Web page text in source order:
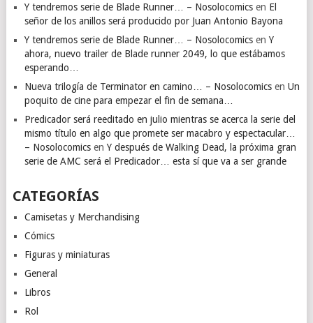
Y tendremos serie de Blade Runner… – Nosolocomicsen El
señor de los anillos será producido por Juan Antonio Bayona
Y tendremos serie de Blade Runner… – Nosolocomicsen Y
ahora, nuevo trailer de Blade runner 2049, lo que estábamos
esperando…
Nueva trilogía de Terminator en camino… – Nosolocomicsen Un
poquito de cine para empezar el fin de semana…
Predicador será reeditado en julio mientras se acerca la serie del
mismo título en algo que promete ser macabro y espectacular…
– Nosolocomicsen Y después de Walking Dead, la próxima gran
serie de AMC será el Predicador… esta sí que va a ser grande
CATEGORÍAS
Camisetas y Merchandising
Cómics
Figuras y miniaturas
General
Libros
Rol